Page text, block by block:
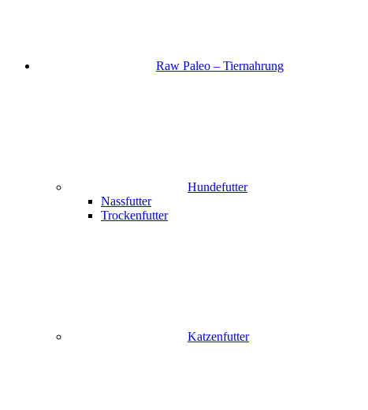
Raw Paleo – Tiernahrung
Hundefutter
Nassfutter
Trockenfutter
Katzenfutter